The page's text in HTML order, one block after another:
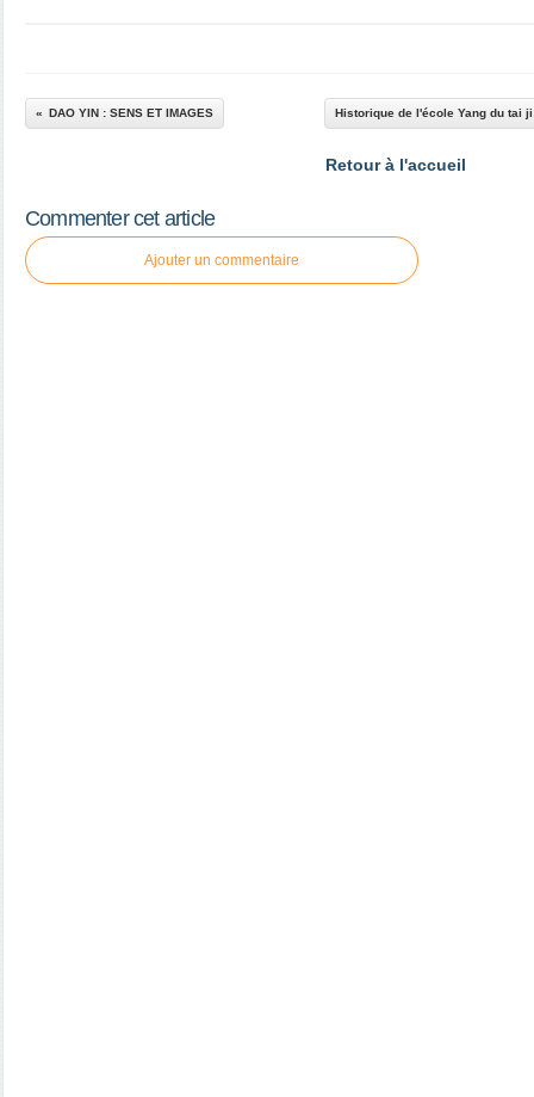
DAO YIN : SENS ET IMAGES Historique de l'école Yang du tai
Retour à l'accueil
Commenter cet article
Ajouter un commentaire